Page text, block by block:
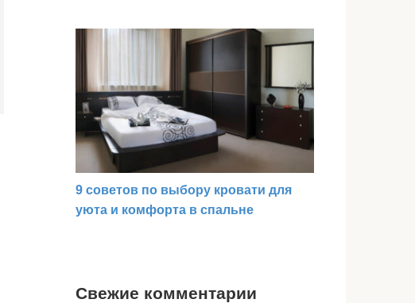
9 советов по выбору кровати для
уюта и комфорта в спальне
Свежие комментарии